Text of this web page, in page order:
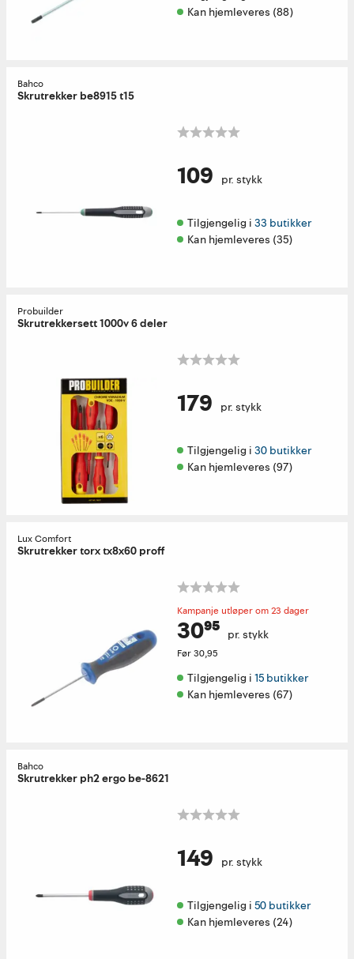
Kan hjemleveres (88)
Bahco
Skrutrekker be8915 t15
109 pr. stykk
Tilgjengelig i 33 butikker
Kan hjemleveres (35)
Probuilder
Skrutrekkersett 1000v 6 deler
179 pr. stykk
Tilgjengelig i 30 butikker
Kan hjemleveres (97)
Lux Comfort
Skrutrekker torx tx8x60 proff
Kampanje utløper om 23 dager
30⁹⁵ pr. stykk
Før30,95
Tilgjengelig i 15 butikker
Kan hjemleveres (67)
Bahco
Skrutrekker ph2 ergo be-8621
149 pr. stykk
Tilgjengelig i 50 butikker
Kan hjemleveres (24)